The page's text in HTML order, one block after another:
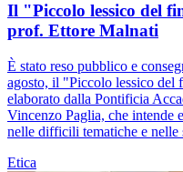
Il "Piccolo lessico del
prof. Ettore Malnati
È stato reso pubblico e
agosto, il "Piccolo lessico del
elaborato dalla Pontificia
Vincenzo Paglia, che intende
nelle difficili tematiche e nelle
Etica